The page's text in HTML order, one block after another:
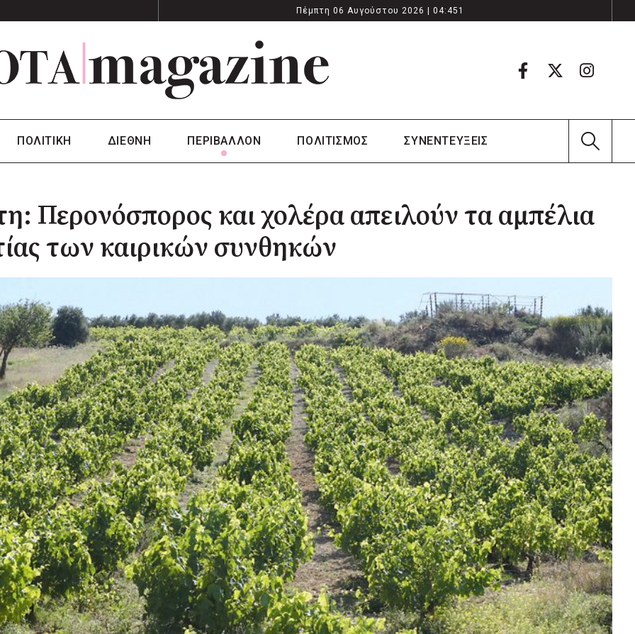
Πέμπτη 06 Αυγούστου 2026 | 04:451
ΠΟΛΙΤΙΚΗ ΔΙΕΘΝΗ ΠΕΡΙΒΑΛΛΟΝ ΠΟΛΙΤΙΣΜΟΣ ΣΥΝΕΝΤΕΥΞΕΙΣ
Περονόσπορος και χολέρα απειλούν τα αμπέλια
των καιρικών συνθηκών